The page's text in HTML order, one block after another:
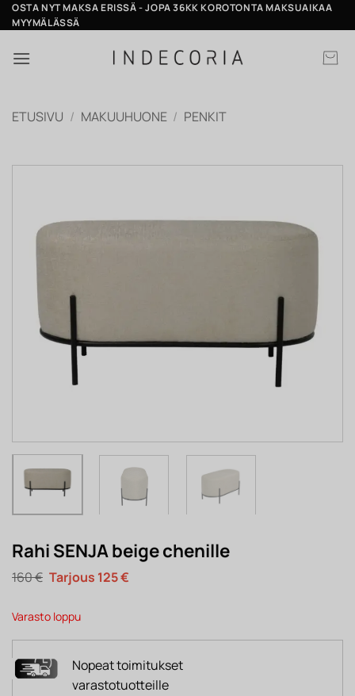
Skip
to
OSTA NYT MAKSA ERISSÄ - JOPA 36KK KOROTONTA MAKSUAIKAA
MYYMÄLÄSSÄ
ETUSIVU / MAKUUHUONE / PENKIT
Rahi SENJA beige chenille
160€ Alkuperäinen
hinta
160 €.
125€Nykyinen
Varasto loppu
Nopeat toimitukset
varastotuotteille